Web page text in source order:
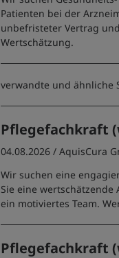
Patienten bei der
unbefristeter Vertrag
Wertschätzung.
verwandte und ähnliche
Pflegefachkraft
04.08.2026 /AquisCura
Wir suchen eine
Sie eine
ein motiviertes Team.
Pflegefachkraft